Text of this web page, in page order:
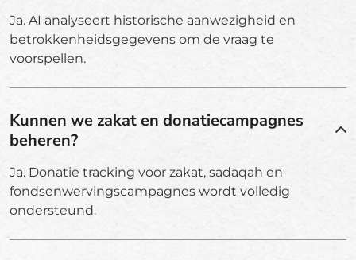
Ja. AI analyseert historische aanwezigheid en
betrokkenheidsgegevens om de vraag te
voorspellen.
Kunnen we zakat en donatiecampagnes
beheren?
Ja. Donatie tracking voor zakat, sadaqah en
fondsenwervingscampagnes wordt volledig
ondersteund.